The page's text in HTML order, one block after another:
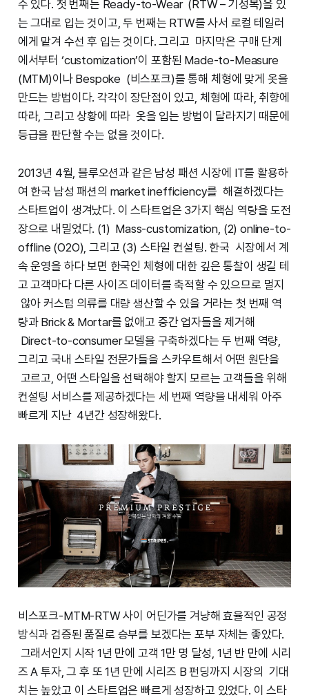
수 있다. 첫 번째는 Ready-to-Wear (RTW – 기성복)을 있
는 그대로 입는 것이고, 두 번째는 RTW를 사서 로컬 테일러
에게 맡겨 수선 후 입는 것이다. 그리고 마지막은 구매 단계
에서부터 ‘customization’이 포함된 Made-to-Measure
(MTM)이나 Bespoke (비스포크)를 통해 체형에 맞게 옷을
만드는 방법이다. 각각이 장단점이 있고, 체형에 따라, 취향에
따라, 그리고 상황에 따라 옷을 입는 방법이 달라지기 때문에
등급을 판단할 수는 없을 것이다.
2013년 4월, 블루오션과 같은 남성 패션 시장에 IT를 활용하
여 한국 남성 패션의 market inefficiency를 해결하겠다는
스타트업이 생겨났다. 이 스타트업은 3가지 핵심 역량을 도전
장으로 내밀었다. (1) Mass-customization, (2) online-to-
offline (O2O), 그리고 (3) 스타일 컨설팅. 한국 시장에서 계
속 운영을 하다 보면 한국인 체형에 대한 깊은 통찰이 생길 테
고 고객마다 다른 사이즈 데이터를 축적할 수 있으므로 멀지
않아 커스텀 의류를 대량 생산할 수 있을 거라는 첫 번째 역
량과 Brick & Mortar를 없애고 중간 업자들을 제거해
Direct-to-consumer 모델을 구축하겠다는 두 번째 역량,
그리고 국내 스타일 전문가들을 스카우트해서 어떤 원단을
고르고, 어떤 스타일을 선택해야 할지 모르는 고객들을 위해
컨설팅 서비스를 제공하겠다는 세 번째 역량을 내세워 아주
빠르게 지난 4년간 성장해왔다.
비스포크-MTM-RTW 사이 어딘가를 겨냥해 효율적인 공정
방식과 검증된 품질로 승부를 보겠다는 포부 자체는 좋았다.
그래서인지 시작 1년 만에 고객 1만 명 달성, 1년 반 만에 시리
즈 A 투자, 그 후 또 1년 만에 시리즈 B 펀딩까지 시장의 기대
치는 높았고 이 스타트업은 빠르게 성장하고 있었다. 이 스타